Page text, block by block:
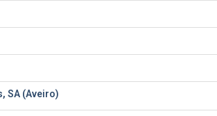
SA (Aveiro)